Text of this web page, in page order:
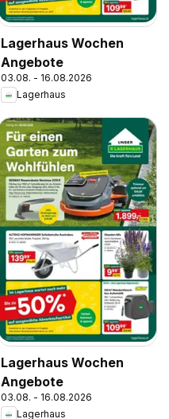
Lagerhaus Wochen
Angebote
03.08. - 16.08.2026
Lagerhaus
Lagerhaus Wochen
Angebote
03.08. - 16.08.2026
Lagerhaus